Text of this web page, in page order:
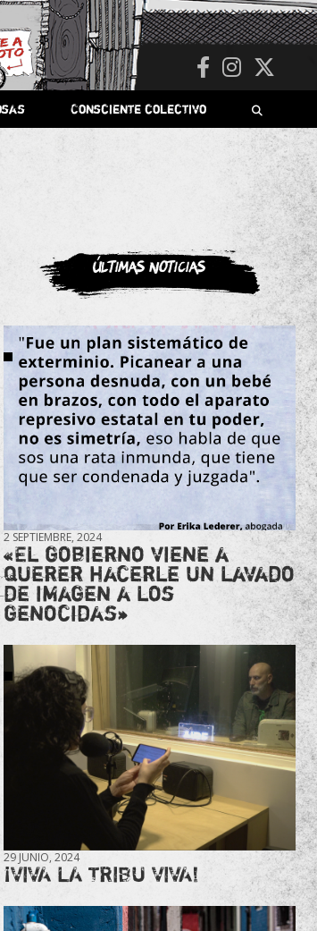
Consciente colectivo
Últimas noticias
2 SEPTIEMBRE, 2024
«El gobierno viene a
querer hacerle un lavado
de imagen a los
genocidas»
29 JUNIO, 2024
¡VIVA LA TRIBU VIVA!